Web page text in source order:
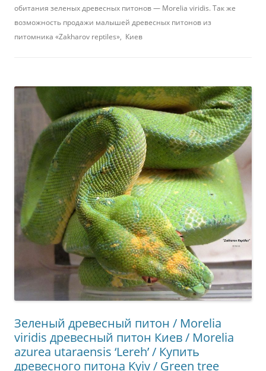
обитания зеленых древесных питонов — Morelia viridis. Так же
возможность продажи малышей древесных питонов из
питомника «Zakharov reptiles», Киев
Зеленый древесный питон / Morelia
viridis древесный питон Киев / Morelia
azurea utaraensis ‘Lereh’ / Купить
древесного питона Kyiv / Green tree